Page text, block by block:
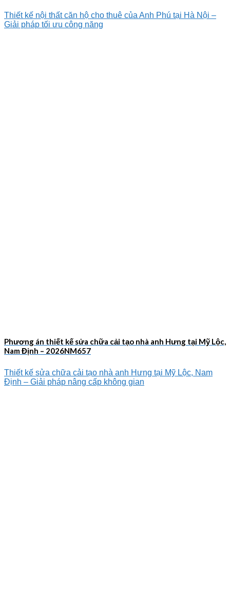
Thiết kế nội thất căn hộ cho thuê của Anh Phú tại Hà Nội –
Giải pháp tối ưu công năng
Phương án thiết kế sửa chữa cải tạo nhà anh Hưng tại Mỹ Lộc,
Nam Định – 2026NM657
Thiết kế sửa chữa cải tạo nhà anh Hưng tại Mỹ Lộc, Nam
Định – Giải pháp nâng cấp không gian